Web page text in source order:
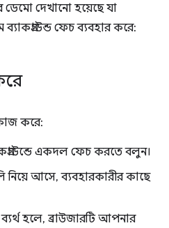
ডেমো দেখানো হয়েছে যা
ফেচ ব্যবহার করে:
করে:
একদল ফেচ করতে বলুন।
নিয়ে আসে, ব্যবহারকারীর কাছে
হলে, ব্রাউজারটি আপনার